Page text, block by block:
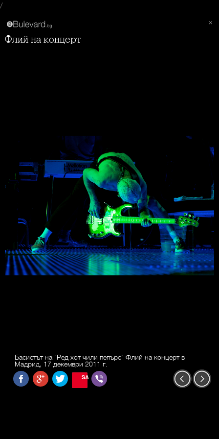
/
Флий на концерт
Басистът на "Ред хот чили пепърс" Флий на концерт в
Мадрид, 17 декември 2011 г.
SAVE